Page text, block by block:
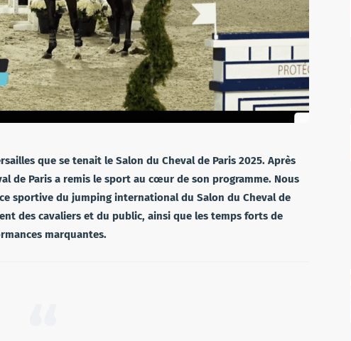
que se tenait le Salon du Cheval de Paris 2025. Après
de Paris a remis le sport au cœur de son programme. Nous
sportive du jumping international du Salon du Cheval de
des cavaliers et du public, ainsi que les temps forts de
marquantes.